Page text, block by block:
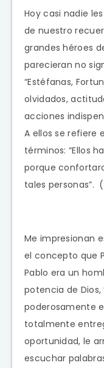
Hoy casi nadie
de nuestro
grandes héroes
parecieran no
“Estéfanas,
olvidados,
acciones
A ellos se refiere
términos: “Ellos
porque
tales personas”.
Me impresionan
el concepto que
Pablo era un
potencia de Dios,
poderosamente
totalmente
oportunidad, le
escuchar